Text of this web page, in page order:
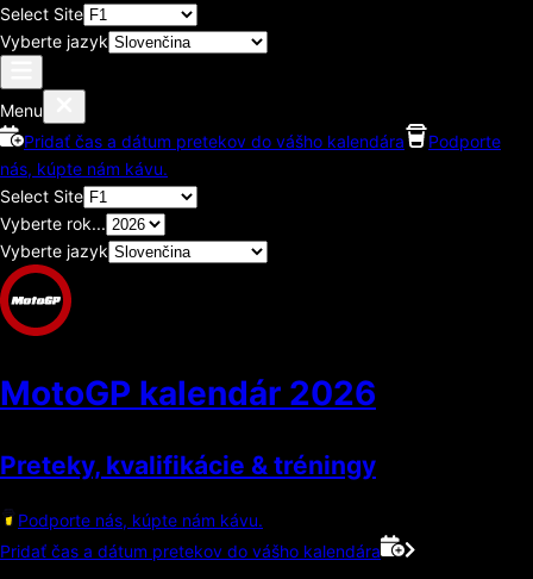
Select Site
Vyberte jazyk
Menu
Pridať čas a dátum pretekov do vášho kalendára
Podporte
nás, kúpte nám kávu.
Select Site
Vyberte rok...
Vyberte jazyk
MotoGP kalendár 2026
Preteky, kvalifikácie & tréningy
Podporte nás, kúpte nám kávu.
Pridať čas a dátum pretekov do vášho kalendára